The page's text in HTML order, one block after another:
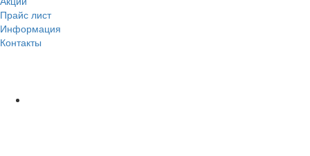
Прайс лист
Информация
Контакты